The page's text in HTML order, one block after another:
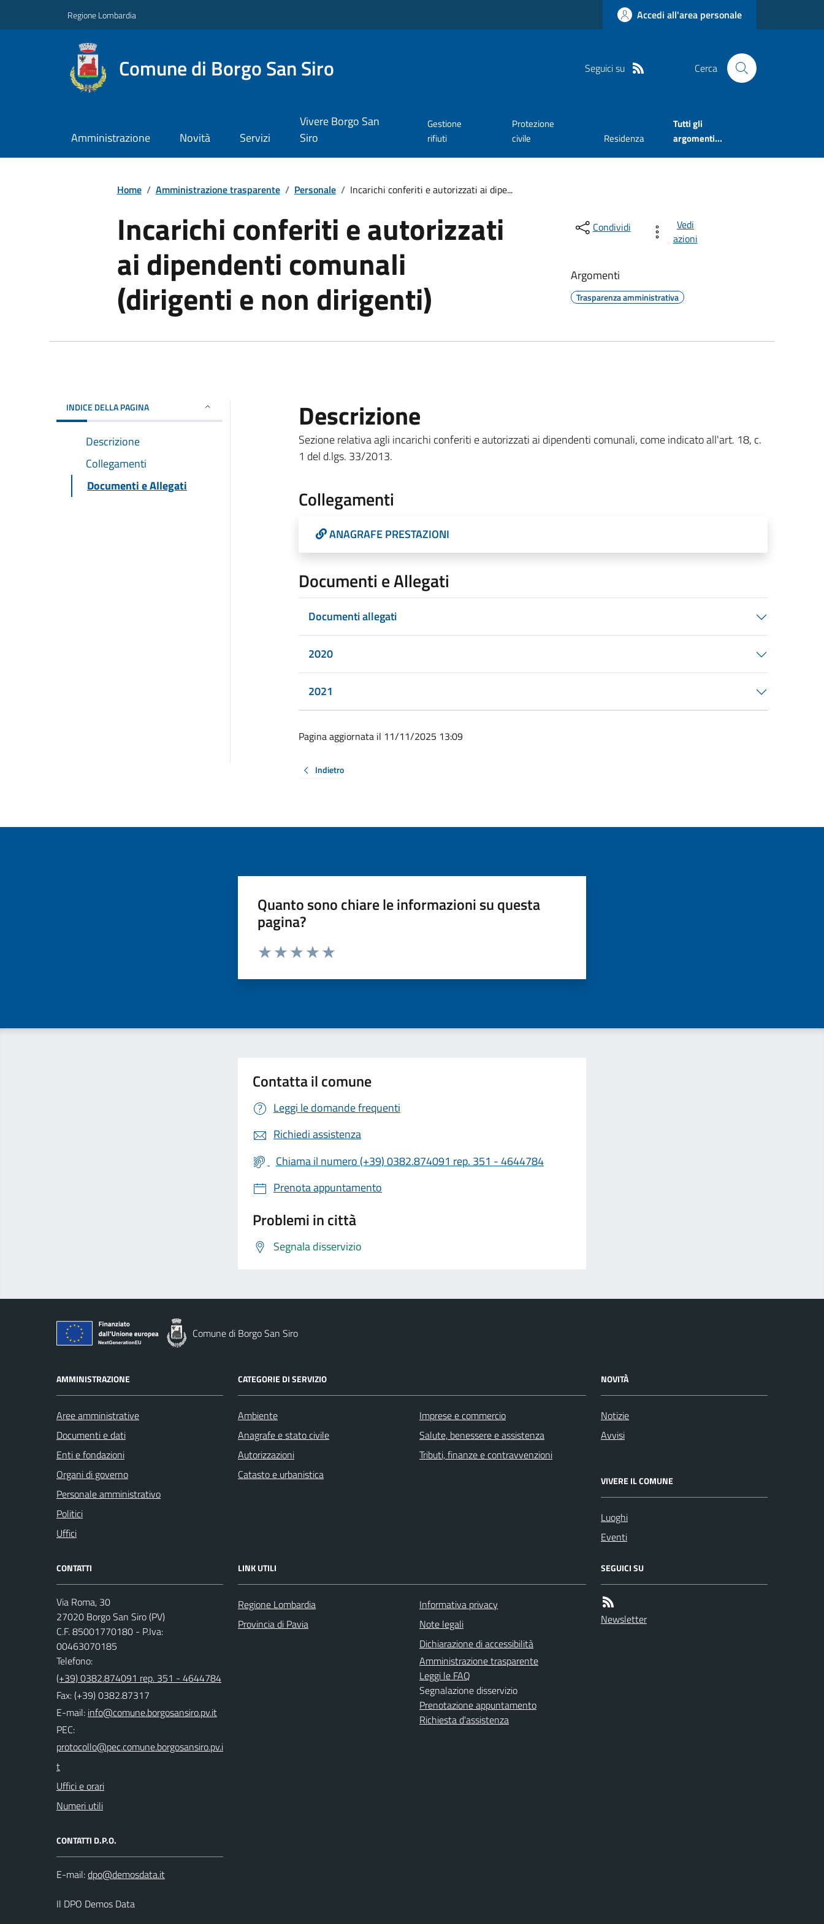
Regione Lombardia Accedi all'area personale
Comune di Borgo San Siro Seguici su Cerca
Amministrazione Novità Servizi
Vivere Borgo San
Siro
Gestione
rifiuti
Protezione
civile
Residenza
Tutti gli
argomenti...
Home / Amministrazione trasparente / Personale / Incarichi conferiti e autorizzati ai dipe...
Incarichi conferiti e autorizzati
ai dipendenti comunali
(dirigenti e non dirigenti)
Condividi
Vedi
azioni
Argomenti
Trasparenza amministrativa
INDICE DELLA PAGINA
Descrizione
Collegamenti
Documenti e Allegati
Descrizione
Sezione relativa agli incarichi conferiti e autorizzati ai dipendenti comunali, come indicato all'art. 18, c.
1 del d.lgs. 33/2013.
Collegamenti
ANAGRAFE PRESTAZIONI
Documenti e Allegati
Documenti allegati
2020
2021
Pagina aggiornata il 11/11/2025 13:09
Indietro
Quanto sono chiare le informazioni su questa
pagina?
Valuta da 1 a 5 stelle la pagina
Contatta il comune
Leggi le domande frequenti
Richiedi assistenza
Chiama il numero (+39) 0382.874091 rep. 351 - 4644784
Prenota appuntamento
Problemi in città
Segnala disservizio
Comune di Borgo San Siro
AMMINISTRAZIONE
Aree amministrative
Documenti e dati
Enti e fondazioni
Organi di governo
Personale amministrativo
Politici
Uffici
CATEGORIE DI SERVIZIO
Ambiente
Anagrafe e stato civile
Autorizzazioni
Catasto e urbanistica
Imprese e commercio
Salute, benessere e assistenza
Tributi, finanze e contravvenzioni
NOVITÀ
Notizie
Avvisi
VIVERE IL COMUNE
Luoghi
Eventi
CONTATTI
Via Roma, 30
27020 Borgo San Siro (PV)
C.F. 85001770180 - P.Iva:
00463070185
Telefono:
(+39) 0382.874091 rep. 351 - 4644784
Fax: (+39) 0382.87317
E-mail:
PEC:
Uffici e orari
Numeri utili
CONTATTI D.P.O.
E-mail:
Il DPO Demos Data
LINK UTILI
Regione Lombardia
Provincia di Pavia
Informativa privacy
Note legali
Dichiarazione di accessibilità
Amministrazione trasparente
Leggi le FAQ
Segnalazione disservizio
Prenotazione appuntamento
Richiesta d'assistenza
SEGUICI SU
Newsletter